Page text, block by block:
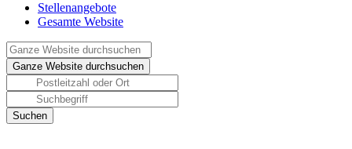
Stellenangebote
Gesamte Website